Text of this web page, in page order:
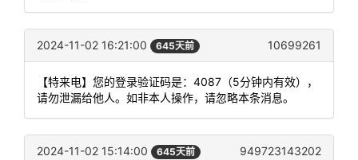
2024-11-02 16:21:00 645天前 10699261
【特来电】您的登录验证码是：4087（5分钟内有效），
请勿泄漏给他人。如非本人操作，请忽略本条消息。
2024-11-02 15:14:00 645天前 949723143202